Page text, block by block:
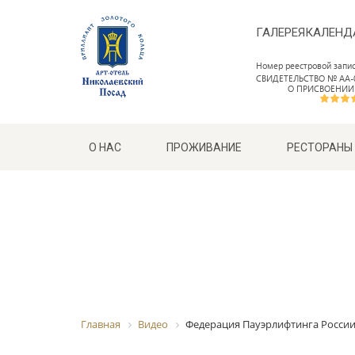
ГАЛЕРЕЯ
Номер реестровой
СВИДЕТЕЛЬСТВО № АА-
О ПРИСВОЕНИИ
О НАС ПРОЖИВАНИЕ РЕСТОРАНЫ
Главная Видео Федерация Пауэрлифтинга России